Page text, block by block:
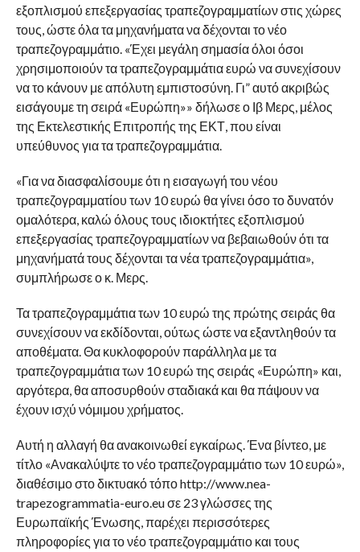
εξοπλισμού επεξεργασίας τραπεζογραμματίων στις χώρες
τους, ώστε όλα τα μηχανήματα να δέχονται το νέο
τραπεζογραμμάτιο. «Έχει μεγάλη σημασία όλοι όσοι
χρησιμοποιούν τα τραπεζογραμμάτια ευρώ να συνεχίσουν
να το κάνουν με απόλυτη εμπιστοσύνη. Γι” αυτό ακριβώς
εισάγουμε τη σειρά «Ευρώπη»» δήλωσε ο Ιβ Μερς, μέλος
της Εκτελεστικής Επιτροπής της ΕΚΤ, που είναι
υπεύθυνος για τα τραπεζογραμμάτια.
«Για να διασφαλίσουμε ότι η εισαγωγή του νέου
τραπεζογραμματίου των 10 ευρώ θα γίνει όσο το δυνατόν
ομαλότερα, καλώ όλους τους ιδιοκτήτες εξοπλισμού
επεξεργασίας τραπεζογραμματίων να βεβαιωθούν ότι τα
μηχανήματά τους δέχονται τα νέα τραπεζογραμμάτια»,
συμπλήρωσε ο κ. Μερς.
Τα τραπεζογραμμάτια των 10 ευρώ της πρώτης σειράς θα
συνεχίσουν να εκδίδονται, ούτως ώστε να εξαντληθούν τα
αποθέματα. Θα κυκλοφορούν παράλληλα με τα
τραπεζογραμμάτια των 10 ευρώ της σειράς «Ευρώπη» και,
αργότερα, θα αποσυρθούν σταδιακά και θα πάψουν να
έχουν ισχύ νόμιμου χρήματος.
Αυτή η αλλαγή θα ανακοινωθεί εγκαίρως. Ένα βίντεο, με
τίτλο «Ανακαλύψτε το νέο τραπεζογραμμάτιο των 10 ευρώ»,
διαθέσιμο στο δικτυακό τόπο http://www.nea-
trapezogrammatia-euro.eu σε 23 γλώσσες της
Ευρωπαϊκής Ένωσης, παρέχει περισσότερες
πληροφορίες για το νέο τραπεζογραμμάτιο και τους